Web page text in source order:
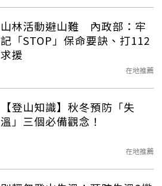
山林活動避山難 內政部：牢
記「STOP」保命要訣、打112
求援
在地推薦
【登山知識】秋冬預防「失
溫」三個必備觀念！
在地推薦